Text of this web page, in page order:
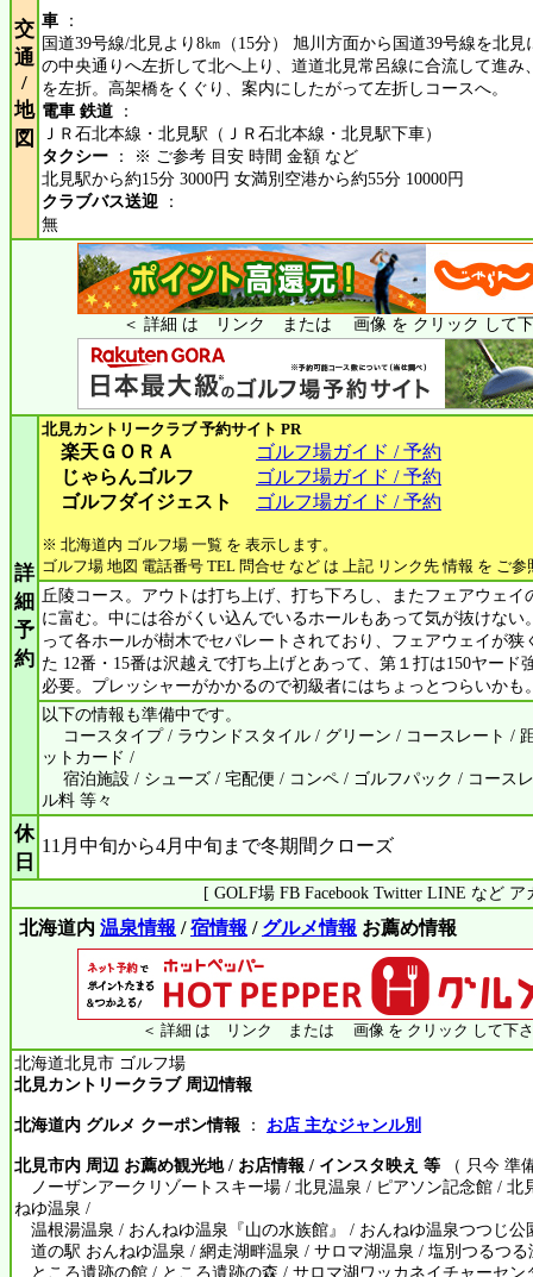
交
通
/
地
図
車 ：
国道39号線/北見より8㎞（15分） 旭川方面から国道39号線を北
の中央通りへ左折して北へ上り、道道北見常呂線に合流して進み
を左折。高架橋をくぐり、案内にしたがって左折しコースへ。
電車 鉄道 ：
ＪＲ石北本線・北見駅（ＪＲ石北本線・北見駅下車）
タクシー ： ※ ご参考 目安 時間 金額 など
北見駅から約15分 3000円 女満別空港から約55分 10000円
クラブバス送迎 ：
無
＜ 詳細 は リンク または 画像 を クリック して下
詳
細
予
約
北見カントリークラブ 予約サイト PR
楽天ＧＯＲＡ
ゴルフ場ガイド / 予約
じゃらんゴルフ
ゴルフ場ガイド / 予約
ゴルフダイジェスト
ゴルフ場ガイド / 予約
※ 北海道内 ゴルフ場 一覧 を 表示します。
ゴルフ場 地図 電話番号 TEL 問合せ など は 上記 リンク先 情報 を ご参
丘陵コース。アウトは打ち上げ、打ち下ろし、またフェアウェイ
に富む。中には谷がくい込んでいるホールもあって気が抜けない
って各ホールが樹木でセパレートされており、フェアウェイが狭
た 12番・15番は沢越えで打ち上げとあって、第１打は150ヤード
必要。プレッシャーがかかるので初級者にはちょっとつらいかも
以下の情報も準備中です。
コースタイプ / ラウンドスタイル / グリーン / コースレート /
ットカード /
宿泊施設 / シューズ / 宅配便 / コンペ / ゴルフパック / コース
ル料 等々
休
日
11月中旬から4月中旬まで冬期間クローズ
[ GOLF場 FB Facebook Twitter LINE など
北海道内 温泉情報 /宿情報 / グルメ情報 お薦め情報
＜ 詳細 は リンク または 画像 を クリック して下
北海道北見市 ゴルフ場
北見カントリークラブ 周辺情報
北海道内 グルメ クーポン情報 ： お店 主なジャンル別
北見市内 周辺 お薦め観光地 / お店情報 / インスタ映え 等 （ 只今 準
ノーザンアークリゾートスキー場 / 北見温泉 / ピアソン記念館 / 北
ねゆ温泉 /
温根湯温泉 / おんねゆ温泉『山の水族館』 / おんねゆ温泉つつじ公
道の駅 おんねゆ温泉 / 網走湖畔温泉 / サロマ湖温泉 / 塩別つるつる
ところ遺跡の館 / ところ遺跡の森 / サロマ湖ワッカネイチャーセン